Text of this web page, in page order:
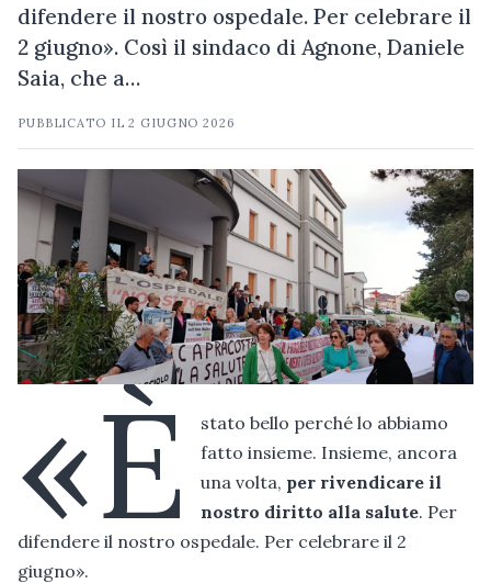
difendere il nostro ospedale. Per celebrare il
2 giugno». Così il sindaco di Agnone, Daniele
Saia, che a…
PUBBLICATO IL2 GIUGNO 2026
«È
stato bello perché lo abbiamo
fatto insieme. Insieme, ancora
una volta, per rivendicare il
nostro diritto alla salute. Per
difendere il nostro ospedale. Per celebrare il 2
giugno».